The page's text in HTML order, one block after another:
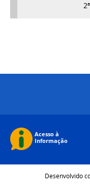
2ª
Desenvolvido